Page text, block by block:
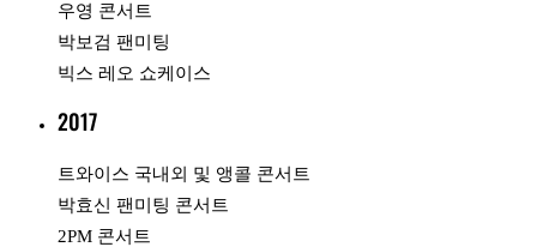
우영 콘서트
박보검 팬미팅
빅스 레오 쇼케이스
2017
트와이스 국내외 및 앵콜 콘서트
박효신 팬미팅 콘서트
2PM 콘서트